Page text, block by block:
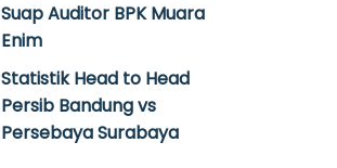
Suap Auditor BPK Muara
Enim
Statistik Head to Head
Persib Bandung vs
Persebaya Surabaya